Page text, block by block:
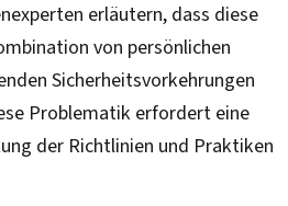
erläutern, dass diese
von persönlichen
Sicherheitsvorkehrungen
Problematik erfordert eine
der Richtlinien und Praktiken